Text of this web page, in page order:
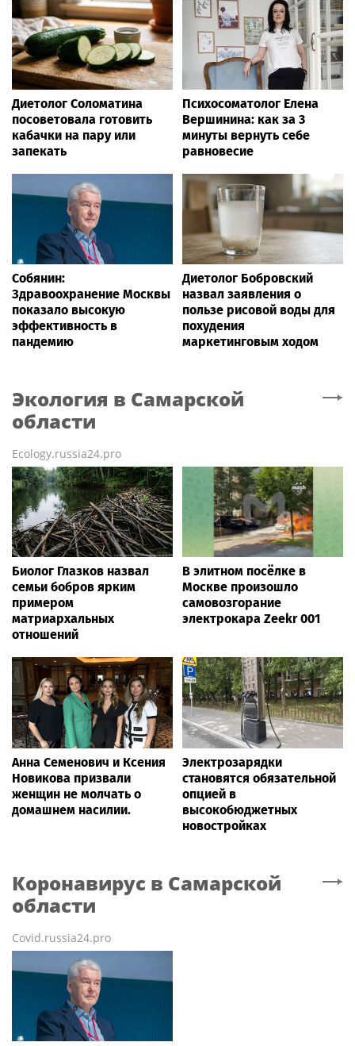
Диетолог Соломатина
посоветовала готовить
кабачки на пару или
запекать
Психосоматолог Елена
Вершинина: как за 3
минуты вернуть себе
равновесие
Собянин:
Здравоохранение Москвы
показало высокую
эффективность в
пандемию
Диетолог Бобровский
назвал заявления о
пользе рисовой воды для
похудения
маркетинговым ходом
Экология в Самарской
области
Ecology.russia24.pro
Биолог Глазков назвал
семьи бобров ярким
примером
матриархальных
отношений
В элитном посёлке в
Москве произошло
самовозгорание
электрокара Zeekr 001
Анна Семенович и Ксения
Новикова призвали
женщин не молчать о
домашнем насилии.
Электрозарядки
становятся обязательной
опцией в
высокобюджетных
новостройках
Коронавирус в Самарской
области
Covid.russia24.pro